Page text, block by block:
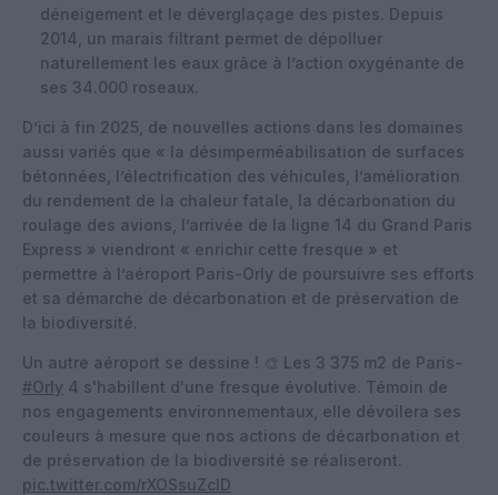
déneigement et le déverglaçage des pistes. Depuis
2014, un marais filtrant permet de dépolluer
naturellement les eaux grâce à l’action oxygénante de
ses 34.000 roseaux.
D’ici à fin 2025, de nouvelles actions dans les domaines
aussi variés que « la désimperméabilisation de surfaces
bétonnées, l’électrification des véhicules, l’amélioration
du rendement de la chaleur fatale, la décarbonation du
roulage des avions, l’arrivée de la ligne 14 du Grand Paris
Express » viendront « enrichir cette fresque » et
permettre à l’aéroport Paris-Orly de poursuivre ses efforts
et sa démarche de décarbonation et de préservation de
la biodiversité.
Un autre aéroport se dessine ! 🎨 Les 3 375 m2 de Paris-
#Orly 4 s'habillent d'une fresque évolutive. Témoin de
nos engagements environnementaux, elle dévoilera ses
couleurs à mesure que nos actions de décarbonation et
de préservation de la biodiversité se réaliseront.
pic.twitter.com/rXOSsuZclD